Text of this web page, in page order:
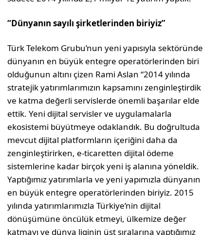
“Dünyanın sayılı şirketlerinden biriyiz”
Türk Telekom Grubu’nun yeni yapısıyla sektöründe
dünyanın en büyük entegre operatörlerinden biri
olduğunun altını çizen Rami Aslan “2014 yılında
stratejik yatırımlarımızın kapsamını zenginleştirdik
ve katma değerli servislerde önemli başarılar elde
ettik. Yeni dijital servisler ve uygulamalarla
ekosistemi büyütmeye odaklandık. Bu doğrultuda
mevcut dijital platformların içeriğini daha da
zenginleştirirken, e-ticaretten dijital ödeme
sistemlerine kadar birçok yeni iş alanına yöneldik.
Yaptığımız yatırımlarla ve yeni yapımızla dünyanın
en büyük entegre operatörlerinden biriyiz. 2015
yılında yatırımlarımızla Türkiye’nin dijital
dönüşümüne öncülük etmeyi, ülkemize değer
katmayı ve dünya liginin üst sıralarına yaptığımız